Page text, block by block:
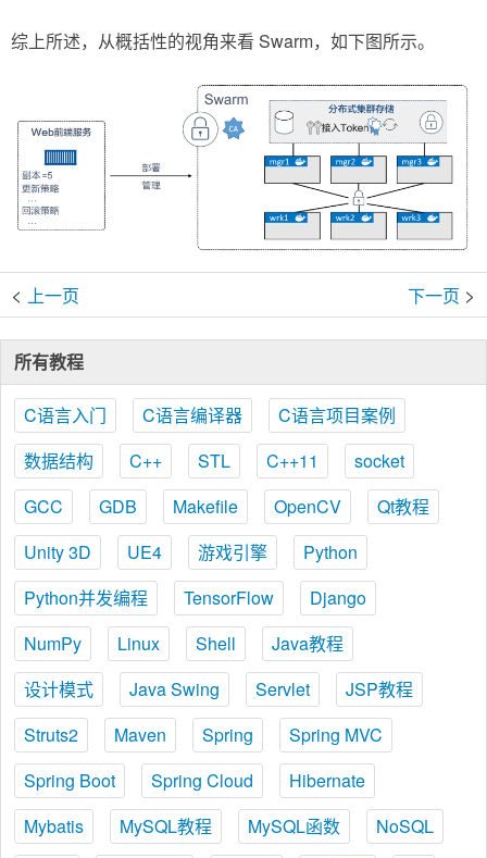
综上所述，从概括性的视角来看 Swarm，如下图所示。
< 上一页 下一页 >
所有教程
C语言入门 C语言编译器
C语言项目案例
数据结构
C++ STL C++11
socket
GCC
GDB Makefile OpenCV
Qt教程
Unity 3D
UE4 游戏引擎
Python
Python并发编程
TensorFlow
Django
NumPy
Linux Shell
Java教程
设计模式
Java Swing Servlet
JSP教程
Struts2
Maven Spring
Spring MVC
Spring Boot
Spring Cloud
Hibernate
Mybatis
MySQL教程 MySQL函数
NoSQL